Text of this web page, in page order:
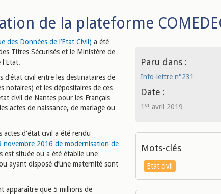
de la plateforme
des Données de l’Etat Civil) a été
Titres Sécurisés et le Ministère de
l'Etat.
d’état civil entre les destinataires de
notaires) et les dépositaires de ces
civil de Nantes pour les Français
actes de naissance, de mariage ou
actes d'état civil a été rendu
2016 de modernisation de
est située ou a été établie une
ayant disposé d’une maternité sont
apparaître que 5 millions de
Paru dans :
Info-lettre n°231
Date :
1 eravril 2019
Mots-clés
Etat civil